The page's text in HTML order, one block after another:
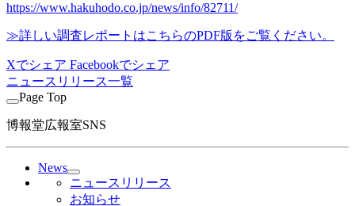
https://www.hakuhodo.co.jp/news/info/82711/
≫詳しい調査レポートはこちらのPDF版をご覧ください。
Xでシェア Facebookでシェア
ニュースリリース一覧
Page Top
博報堂広報室SNS
News
ニュースリリース
お知らせ